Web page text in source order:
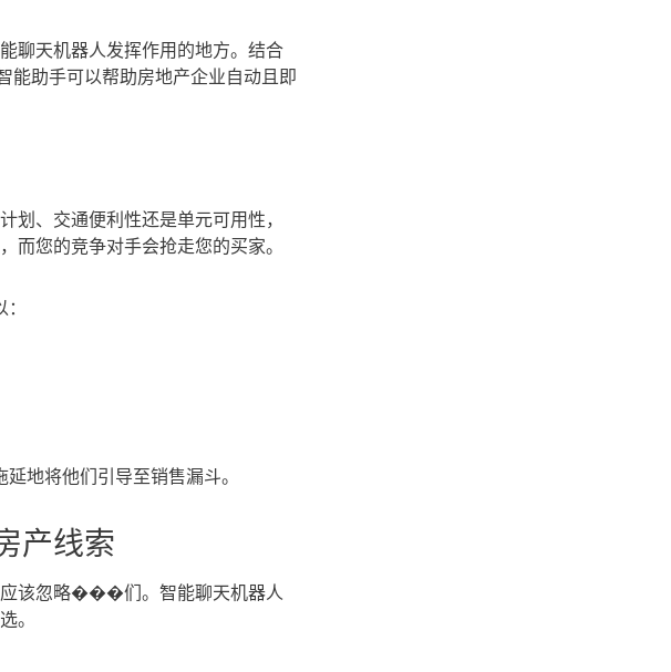
聊天机器人发挥作用的地方。结合
助手可以帮助房地产企业自动且即
划、交通便利性还是单元可用性，
而您的竞争对手会抢走您的买家。
地将他们引导至销售漏斗。
产线索
应该忽略���们。智能聊天机器人
。